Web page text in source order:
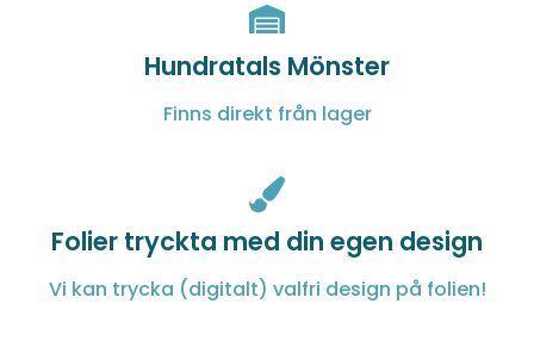
Hundratals Mönster
Finns direkt från lager
Folier tryckta med din egen design
Vi kan trycka (digitalt) valfri design på folien!